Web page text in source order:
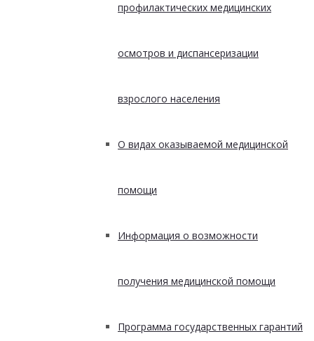
профилактических медицинских
осмотров и диспансеризации
взрослого населения
О видах оказываемой медицинской
помощи
Информация о возможности
получения медицинской помощи
Программа государственных гарантий